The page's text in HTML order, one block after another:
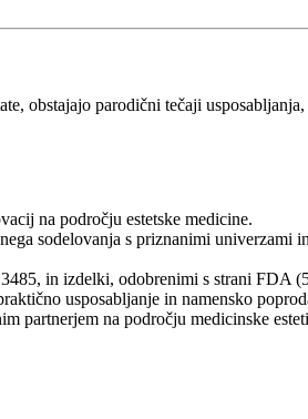
obstajajo parodični tečaji
na področju estetske medicine.
sodelovanja s priznanimi
in izdelki, odobrenimi s strani FDA
usposabljanje in namensko
partnerjem na področju medicinske